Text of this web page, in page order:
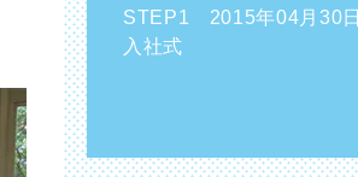
STEP1 2015年04月30日
入社式